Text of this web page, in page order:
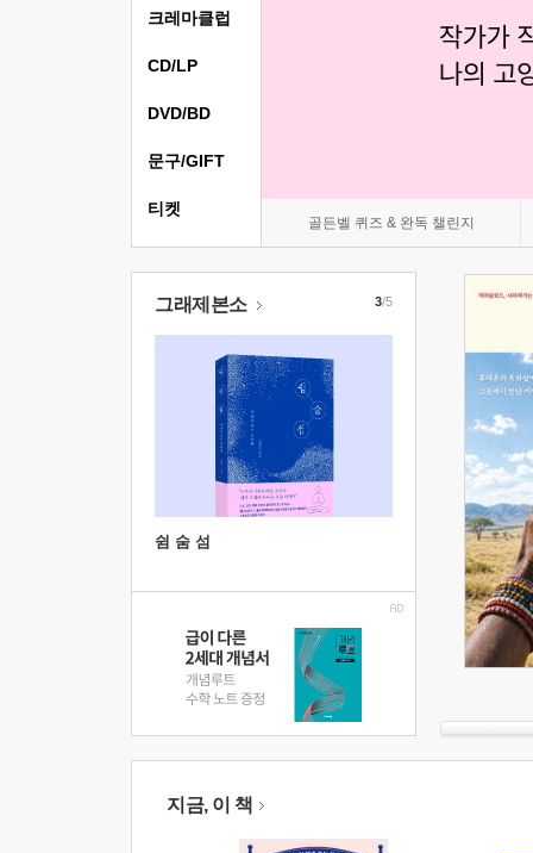
골든벨 퀴즈 & 완독 챌린지
크레마클럽
CD/LP
DVD/BD
문구/GIFT
티켓
그래제본소
쉼 숨 섬
3/5
지금, 이 책